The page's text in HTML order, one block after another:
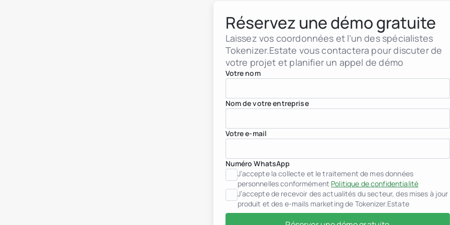
Réservez une démo gratuite
Laissez vos coordonnées et l’un des spécialistes
Tokenizer.Estate vous contactera pour discuter de
votre projet et planifier un appel de démo
Votre nom
Nom de votre entreprise
Votre e-mail
Numéro WhatsApp
J’accepte la collecte et le traitement de mes données
personnelles conformément Politique de confidentialité
J’accepte de recevoir des actualités du secteur, des mises à jour
produit et des e-mails marketing de Tokenizer.Estate
Institutions financières
Personnes à très haut
Albanie
Croatie
Géorgie
Italie
Luxembourg
Monténégro
Portugal
Arabie saoudite
Serbie
Espagne
Suisse